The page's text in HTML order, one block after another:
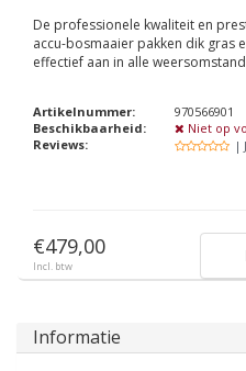
De professionele kwaliteit en
accu-bosmaaier pakken dik gras
effectief aan in alle
Artikelnummer:
970566901
Beschikbaarheid:
Niet op
Reviews:
|
€479,00
Incl. btw
Informatie